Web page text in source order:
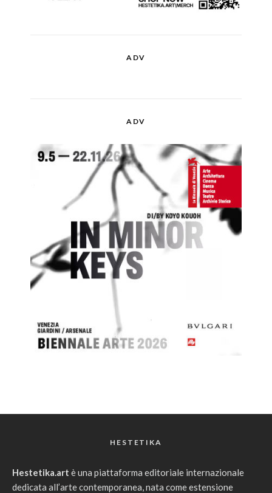
ADV
ADV
HESTETIKA
Hestetika.art è una piattaforma editoriale internazionale
dedicata all’arte contemporanea, nata come estensione